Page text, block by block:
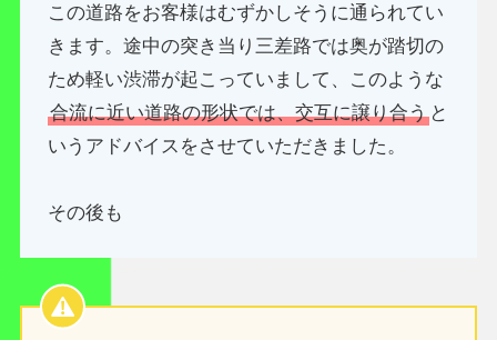
この道路をお客様はむずかしそうに通られてい
きます。途中の突き当り三差路では奥が踏切の
ため軽い渋滞が起こっていまして、このような
合流に近い道路の形状では、交互に譲り合う と
いうアドバイスをさせていただきました。
その後も